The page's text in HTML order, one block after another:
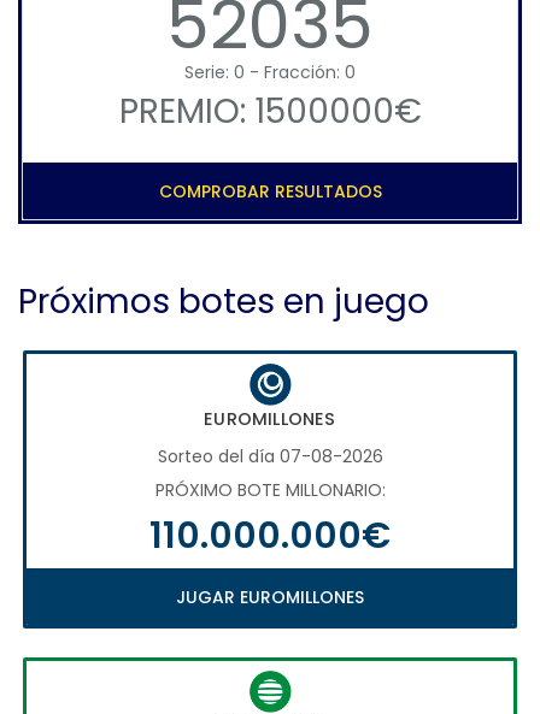
52035
Serie: 0 - Fracción: 0
PREMIO: 1500000€
COMPROBAR RESULTADOS
Próximos botes en juego
EUROMILLONES
Sorteo del día 07-08-2026
PRÓXIMO BOTE MILLONARIO:
110.000.000€
JUGAR EUROMILLONES